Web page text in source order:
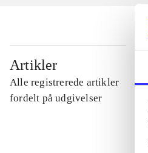
Artikler
Alle registrerede artikler
fordelt på udgivelser